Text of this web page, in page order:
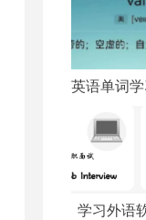
学习外语